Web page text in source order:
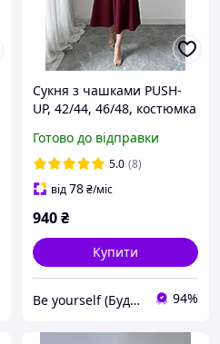
Сукня з чашками PUSH-
UP, 42/44, 46/48, костюмка
Готово до відправки
5.0 (8)
від78₴/міс
940₴
Купити
Be yourself (Будь собою) 94%